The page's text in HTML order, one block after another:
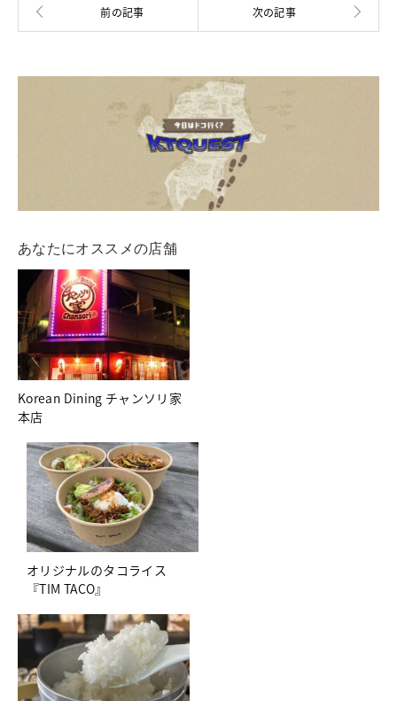
あなたにオススメの店舗
Korean Dining チャンソリ家
本店
オリジナルのタコライス
『TIM TACO』